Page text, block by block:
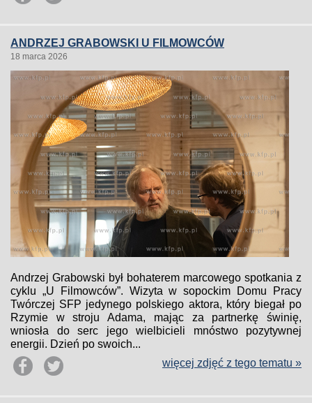
ANDRZEJ GRABOWSKI U FILMOWCÓW
18 marca 2026
Andrzej Grabowski był bohaterem marcowego spotkania z
cyklu „U Filmowców”. Wizyta w sopockim Domu Pracy
Twórczej SFP jedynego polskiego aktora, który biegał po
Rzymie w stroju Adama, mając za partnerkę świnię,
wniosła do serc jego wielbicieli mnóstwo pozytywnej
energii. Dzień po swoich...
więcej zdjęć z tego tematu »